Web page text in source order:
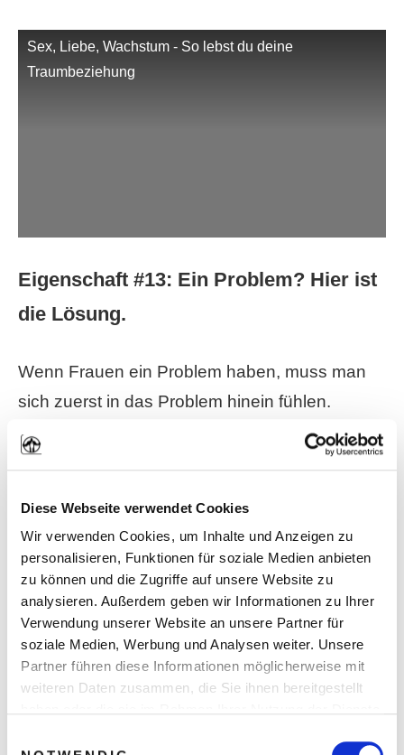
Diese Webseite verwendet Cookies
Wir verwenden Cookies, um Inhalte und Anzeigen zu
personalisieren, Funktionen für soziale Medien anbieten
zu können und die Zugriffe auf unsere Website zu
analysieren. Außerdem geben wir Informationen zu Ihrer
Verwendung unserer Website an unsere Partner für
soziale Medien, Werbung und Analysen weiter. Unsere
Partner führen diese Informationen möglicherweise mit
weiteren Daten zusammen, die Sie ihnen bereitgestellt
Sex, Liebe, Wachstum - So lebst du deine
Traumbeziehung
Eigenschaft #13: Ein Problem? Hier ist
die Lösung.
Wenn Frauen ein Problem haben, muss man
sich zuerst in das Problem hinein fühlen.
Danach sollte man zu erkennen geben, wie
schwer es ist, dieses Problem zu haben. Erst
ein Problem haben, lösen sie es.
Eigenschaft #14:Echte
Männerfreundschaft
EchteMännerfreundschafterschüttert nichts.